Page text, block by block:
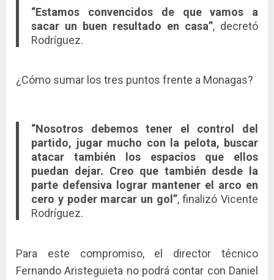
“Estamos convencidos de que vamos a
sacar un buen resultado en casa”, decretó
Rodríguez.
¿Cómo sumar los tres puntos frente a Monagas?
“Nosotros debemos tener el control del
partido, jugar mucho con la pelota, buscar
atacar también los espacios que ellos
puedan dejar. Creo que también desde la
parte defensiva lograr mantener el arco en
cero y poder marcar un gol”, finalizó Vicente
Rodríguez.
Para este compromiso, el director técnico
Fernando Aristeguieta no podrá contar con Daniel